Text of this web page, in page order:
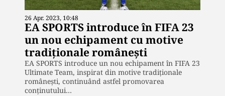
26 Apr. 2023, 10:48
EA SPORTS introduce în FIFA 23
un nou echipament cu motive
tradiționale românești
EA SPORTS introduce un nou echipament în FIFA 23
Ultimate Team, inspirat din motive tradiționale
românești, continuând astfel promovarea
conținutului…